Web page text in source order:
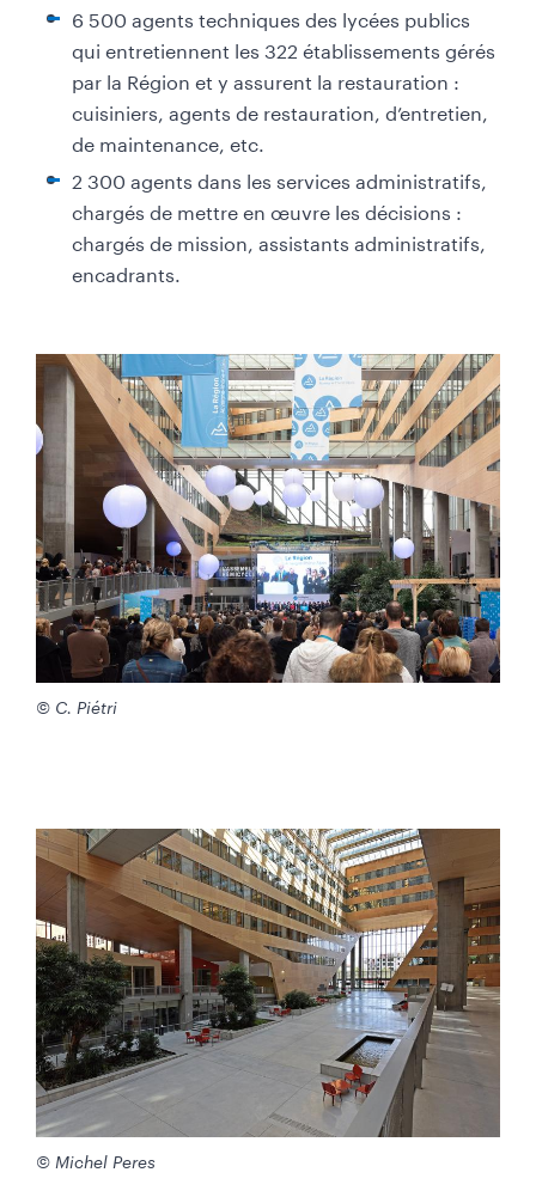
6 500 agents techniques des lycées publics
qui entretiennent les 322 établissements gérés
par la Région et y assurent la restauration :
cuisiniers, agents de restauration, d’entretien,
de maintenance, etc.
2 300 agents dans les services administratifs,
chargés de mettre en œuvre les décisions :
chargés de mission, assistants administratifs,
encadrants.
© C. Piétri
© Michel Peres